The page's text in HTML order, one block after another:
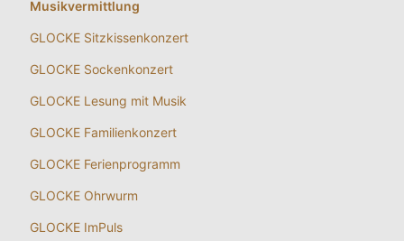
Musikvermittlung
GLOCKE Sitzkissenkonzert
GLOCKE Sockenkonzert
GLOCKE Lesung mit Musik
GLOCKE Familienkonzert
GLOCKE Ferienprogramm
GLOCKE Ohrwurm
GLOCKE ImPuls